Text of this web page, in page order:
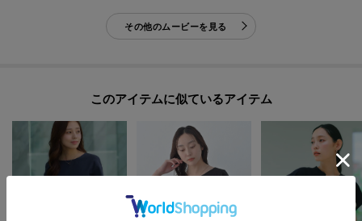
その他のムービーを見る
このアイテムに似ているアイテム